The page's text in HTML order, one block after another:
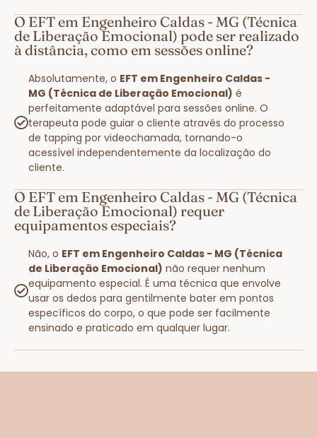
O EFT em Engenheiro Caldas - MG (Técnica
de Liberação Emocional) pode ser realizado
à distância, como em sessões online?
Absolutamente, o EFT em Engenheiro Caldas -
MG (Técnica de Liberação Emocional) é
perfeitamente adaptável para sessões online. O
terapeuta pode guiar o cliente através do processo
de tapping por videochamada, tornando-o
acessível independentemente da localização do
cliente.
O EFT em Engenheiro Caldas - MG (Técnica
de Liberação Emocional) requer
equipamentos especiais?
Não, o EFT em Engenheiro Caldas - MG (Técnica
de Liberação Emocional) não requer nenhum
equipamento especial. É uma técnica que envolve
usar os dedos para gentilmente bater em pontos
específicos do corpo, o que pode ser facilmente
ensinado e praticado em qualquer lugar.